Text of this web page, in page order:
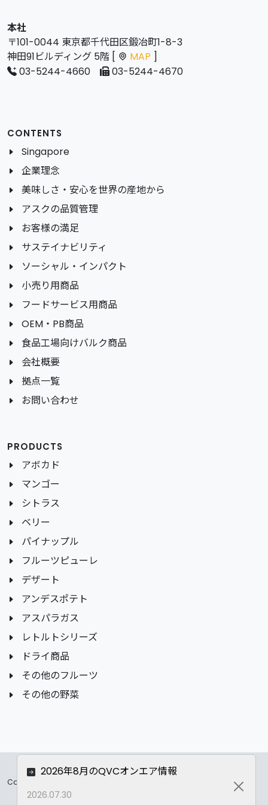
本社
〒101-0044 東京都千代田区鍛冶町1-8-3
神田91ビルディング 5階 [
MAP ]
03-5244-4660
03-5244-4670
CONTENTS
Singapore
企業理念
美味しさ・安心を世界の産地から
アスクの品質管理
お客様の満足
サステイナビリティ
ソーシャル・インパクト
小売り用商品
フードサービス用商品
OEM・PB商品
食品工場向けバルク商品
会社概要
拠点一覧
お問い合わせ
PRODUCTS
アボカド
マンゴー
シトラス
ベリー
パイナップル
フルーツピューレ
デザート
アンデスポテト
アスパラガス
レトルトシリーズ
ドライ商品
その他のフルーツ
その他の野菜
Copyrights ©
2026年8月のQVCオンエア情報
2026.07.30 Close